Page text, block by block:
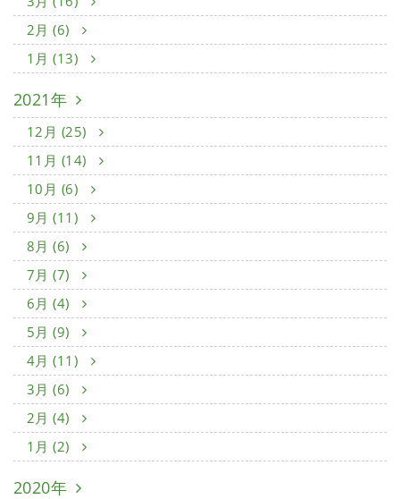
2月 (6)
1月 (13)
2021年
12月 (25)
11月 (14)
10月 (6)
9月 (11)
8月 (6)
7月 (7)
6月 (4)
5月 (9)
4月 (11)
3月 (6)
2月 (4)
1月 (2)
2020年